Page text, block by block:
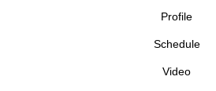
Profile
Schedule
Video